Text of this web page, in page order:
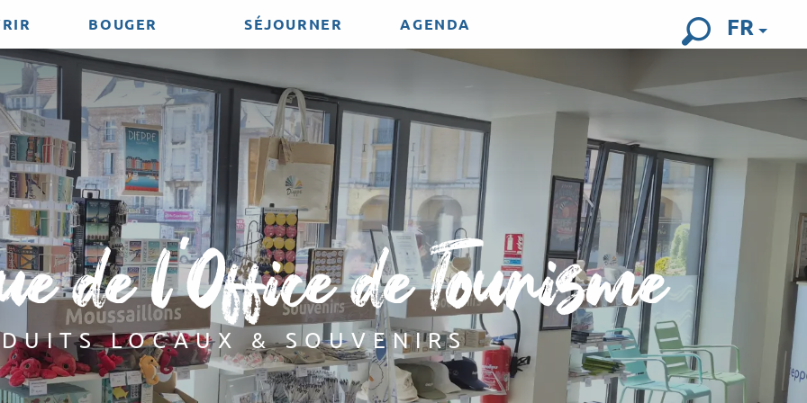
FR
BOUGER SÉJOURNER AGENDA
de l'Office de Tourisme
LOCAUX & SOUVENIRS